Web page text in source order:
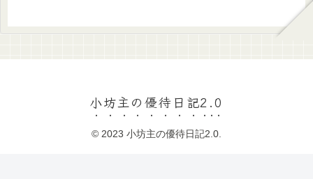
小坊主の優待日記2.0
© 2023 小坊主の優待日記2.0.